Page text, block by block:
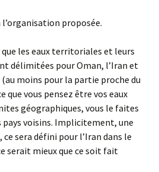
proposée.
les eaux territoriales et leurs
délimitées pour Oman, l’Iran et
moins pour la partie proche du
que vous pensez être vos eaux
géographiques, vous le faites
pays voisins. Implicitement, une
ce sera défini pour l’Iran dans le
serait mieux que ce soit fait